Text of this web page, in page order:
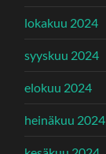
lokakuu 2024
syyskuu 2024
elokuu 2024
heinäkuu 2024